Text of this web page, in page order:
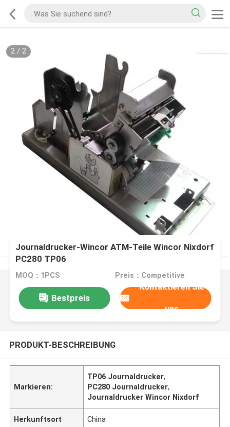
2/ 2
Journaldrucker-Wincor ATM-Teile Wincor Nixdorf
PC280 TP06
MOQ：1PCS Preis：Competitive
Bestpreis
Kontaktieren Sie
uns
PRODUKT-BESCHREIBUNG
Markieren:
TP06 Journaldrucker,
PC280 Journaldrucker,
Journaldrucker Wincor Nixdorf
Herkunftsort China